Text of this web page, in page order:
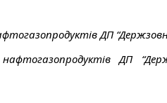
ДП
ДП